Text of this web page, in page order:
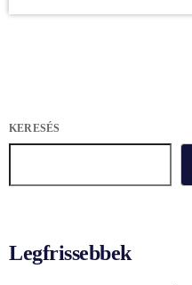
KERESÉS
Legfrissebbek